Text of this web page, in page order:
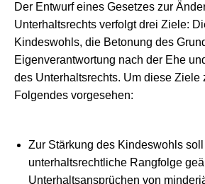
Der Entwurf eines Gesetzes zur
Unterhaltsrechts verfolgt drei Ziele:
Kindeswohls, die Betonung des
Eigenverantwortung nach der Ehe
des Unterhaltsrechts. Um diese Ziele
Folgendes vorgesehen:
Zur Stärkung des Kindeswohls
unterhaltsrechtliche Rangfolge
Unterhaltsansprüchen von